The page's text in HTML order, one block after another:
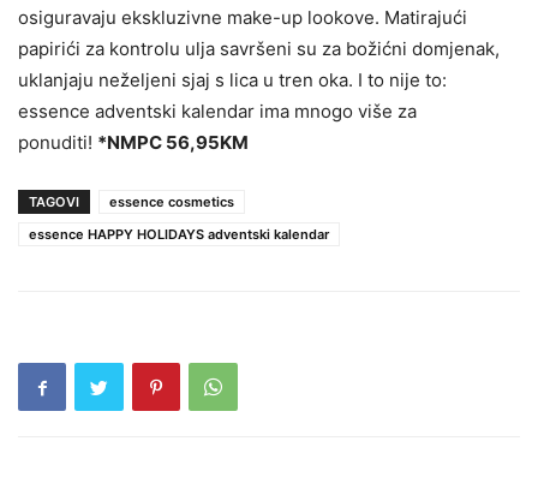
osiguravaju ekskluzivne make-up lookove. Matirajući
papirići za kontrolu ulja savršeni su za božićni domjenak,
uklanjaju neželjeni sjaj s lica u tren oka. I to nije to:
essence adventski kalendar ima mnogo više za
ponuditi! *NMPC 56,95KM
TAGOVI
essence cosmetics
essence HAPPY HOLIDAYS adventski kalendar